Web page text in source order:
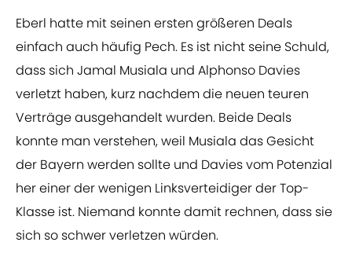
Eberl hatte mit seinen ersten größeren Deals
einfach auch häufig Pech. Es ist nicht seine Schuld,
dass sich Jamal Musiala und Alphonso Davies
verletzt haben, kurz nachdem die neuen teuren
Verträge ausgehandelt wurden. Beide Deals
konnte man verstehen, weil Musiala das Gesicht
der Bayern werden sollte und Davies vom Potenzial
her einer der wenigen Linksverteidiger der Top-
Klasse ist. Niemand konnte damit rechnen, dass sie
sich so schwer verletzen würden.